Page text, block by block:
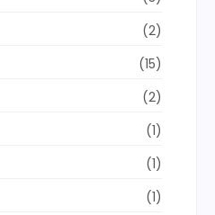
(2)
(15)
(2)
(1)
(1)
(1)